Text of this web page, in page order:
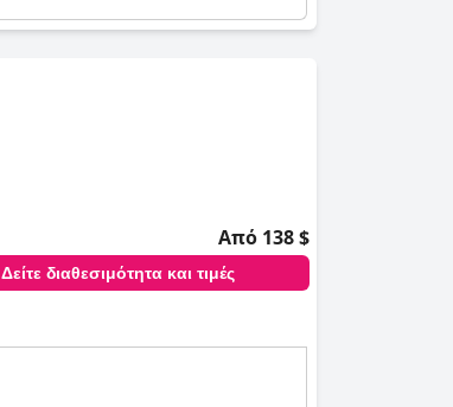
Από 138 $
Δείτε διαθεσιμότητα και τιμές